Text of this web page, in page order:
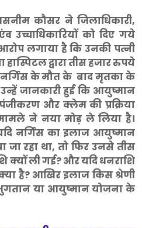
कौसर ने जिलाधिकारी,
उच्चाधिकारियों को दिए गये
लगाया है कि उनकी पत्नी
द्वारा तीस हजार रुपये
के मौत के बाद मृतका के
जानकारी हुई कि आयुष्मान
और क्लेम की प्रक्रिया
ने नया मोड़ ले लिया है।
नर्गिस का इलाज आयुष्मान
जा रहा था, तो फिर उनसे तीस
क्यों ली गई? और यदि धनराशि
है? आखिर इलाज किस श्रेणी
या आयुष्मान योजना के